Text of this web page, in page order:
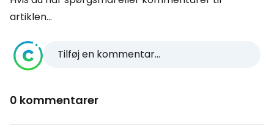
artiklen...
Tilføj en kommentar...
0 kommentarer